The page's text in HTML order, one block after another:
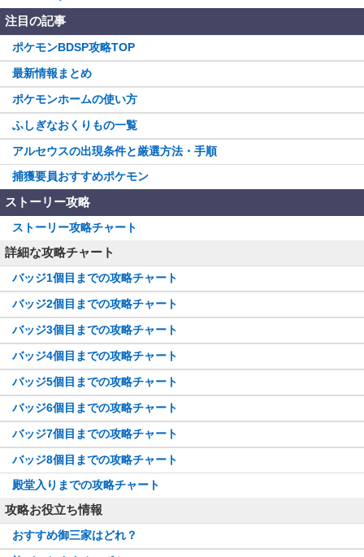
注目の記事
ポケモンBDSP攻略TOP
最新情報まとめ
ポケモンホームの使い方
ふしぎなおくりもの一覧
アルセウスの出現条件と厳選方法・手順
捕獲要員おすすめポケモン
ストーリー攻略
ストーリー攻略チャート
詳細な攻略チャート
バッジ1個目までの攻略チャート
バッジ2個目までの攻略チャート
バッジ3個目までの攻略チャート
バッジ4個目までの攻略チャート
バッジ5個目までの攻略チャート
バッジ6個目までの攻略チャート
バッジ7個目までの攻略チャート
バッジ8個目までの攻略チャート
殿堂入りまでの攻略チャート
攻略お役立ち情報
おすすめ御三家はどれ？